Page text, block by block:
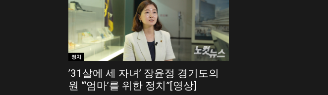
리
뉴
정치
’31살에 세 자녀’ 장윤정 경기도의
원 “‘엄마’를 위한 정치”[영상]